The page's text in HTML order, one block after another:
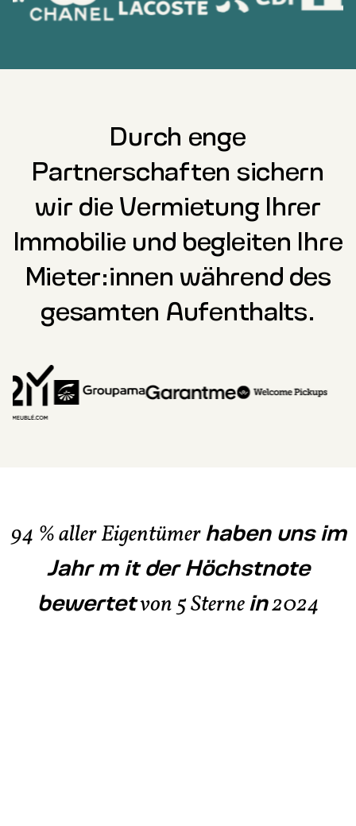
Durch enge
Partnerschaften sichern
wir die Vermietung Ihrer
Immobilie und begleiten Ihre
Mieter:innen während des
gesamten Aufenthalts.
94 % aller Eigentümerhaben uns im
Jahr m it der Höchstnote
bewertetvon 5 Sternein2024